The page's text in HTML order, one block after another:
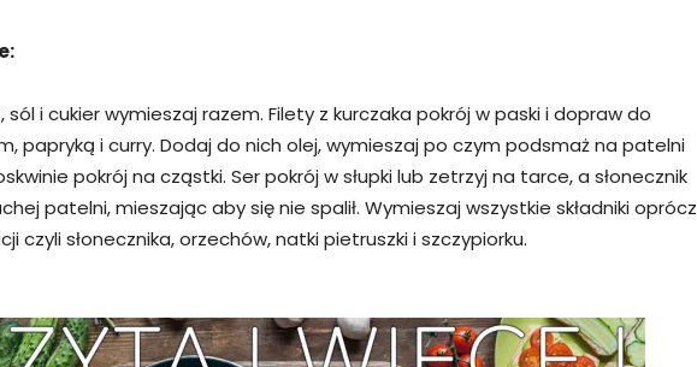
sól i cukier wymieszaj razem. Filety z kurczaka pokrój w paski i dopraw do
papryką i curry. Dodaj do nich olej, wymieszaj po czym podsmaż na patelni
pokrój na cząstki. Ser pokrój w słupki lub zetrzyj na tarce, a słonecznik
patelni, mieszając aby się nie spalił. Wymieszaj wszystkie składniki oprócz
czyli słonecznika, orzechów, natki pietruszki i szczypiorku.